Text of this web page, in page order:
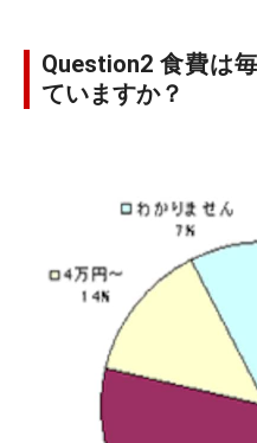
Question2 食費は
ていますか？